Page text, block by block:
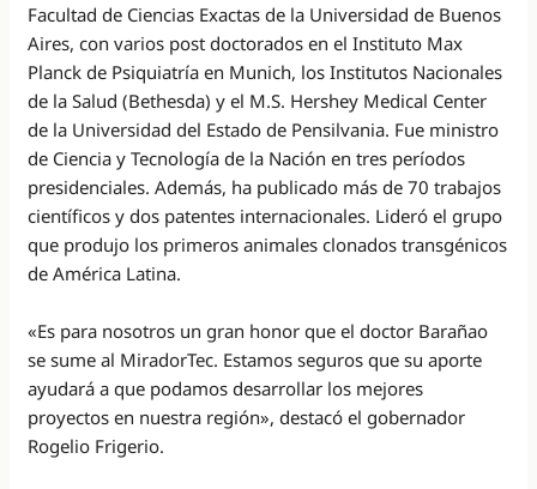
Facultad de Ciencias Exactas de la Universidad de Buenos
Aires, con varios post doctorados en el Instituto Max
Planck de Psiquiatría en Munich, los Institutos Nacionales
de la Salud (Bethesda) y el M.S. Hershey Medical Center
de la Universidad del Estado de Pensilvania. Fue ministro
de Ciencia y Tecnología de la Nación en tres períodos
presidenciales. Además, ha publicado más de 70 trabajos
científicos y dos patentes internacionales. Lideró el grupo
que produjo los primeros animales clonados transgénicos
de América Latina.
«Es para nosotros un gran honor que el doctor Barañao
se sume al MiradorTec. Estamos seguros que su aporte
ayudará a que podamos desarrollar los mejores
proyectos en nuestra región», destacó el gobernador
Rogelio Frigerio.